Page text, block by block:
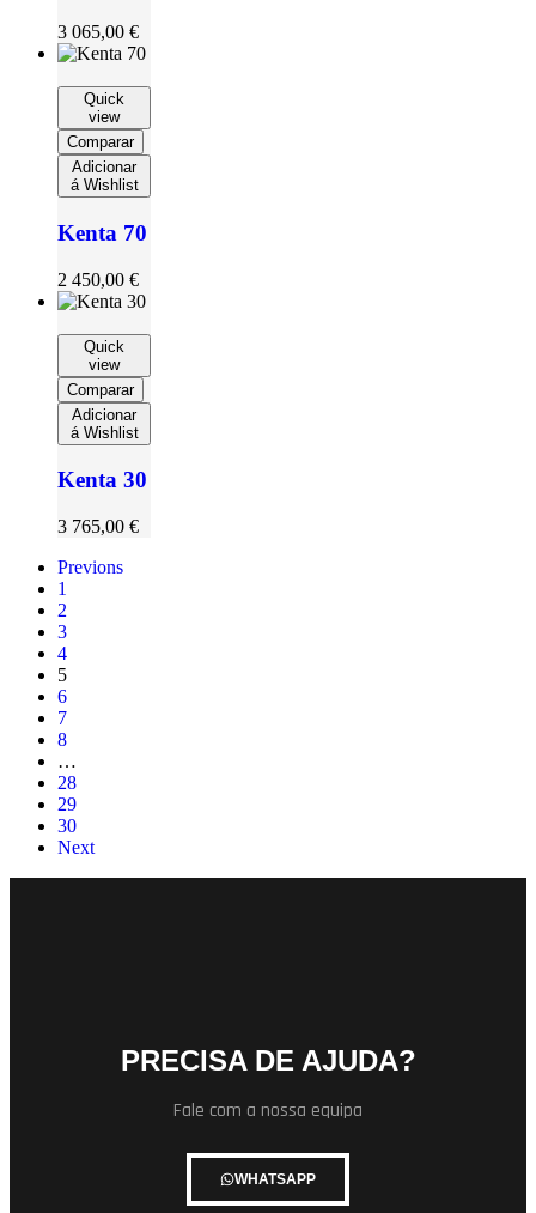
3 065,00 €
Quick
view
Comparar
Adicionar
á Wishlist
Kenta 70
2 450,00 €
Quick
view
Comparar
Adicionar
á Wishlist
Kenta 30
3 765,00 €
Previons
1
2
3
4
5
6
7
8
…
28
29
30
Next
PRECISA DE AJUDA?
Fale com a nossa equipa
WHATSAPP